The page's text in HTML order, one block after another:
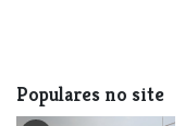
Populares no site